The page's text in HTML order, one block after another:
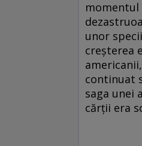
momentul
unor
creşterea
continuat
saga unei
cărţii era